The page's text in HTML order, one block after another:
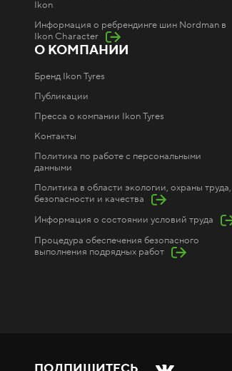
Ikon
Информация о ребрендинге шин Nordman в
Ikon Character
О КОМПАНИИ
Бренд Ikon Tyres
Публикации
Пресса о компании Ikon Tyres
Контакты
Политика по работе с персональными
данными
Политика в области экологии, охраны труда,
безопасности и качества
Информация о состоянии условий труда
Процедура обеспечения безопасного
выполнения подрядных работ